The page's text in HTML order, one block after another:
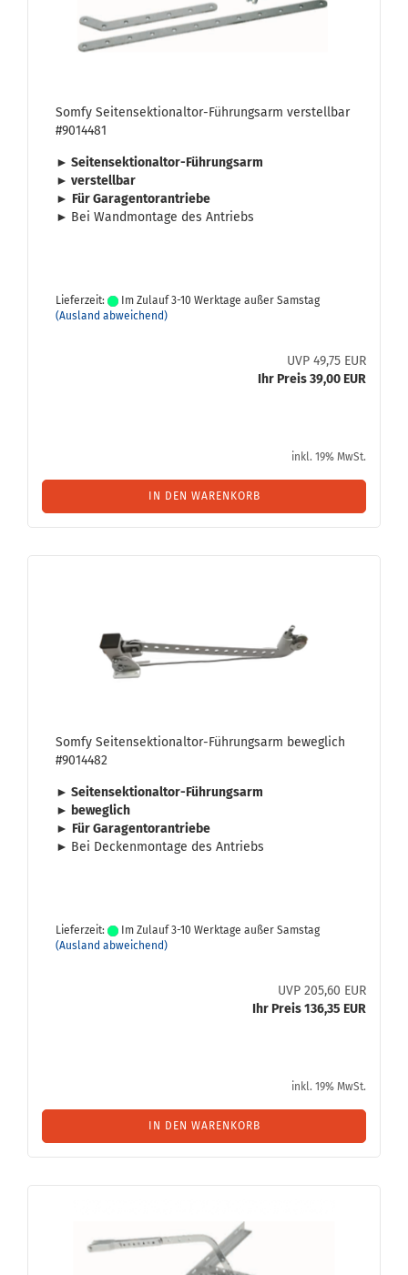
Somfy Seitensektionaltor-​​Füh­rungs­arm ver­stell­bar
#9014481
► Seitensektionaltor-​Führungsarm
► ver­stell­bar
► Für Ga­ra­gen­tor­an­trie­be
► Bei Wand­mon­ta­ge des An­triebs
Lieferzeit:
Im Zulauf 3-10 Werktage außer Samstag
(Ausland abweichend)
UVP 49,75 EUR
Ihr Preis 39,00 EUR
inkl. 19% MwSt.
IN DEN WARENKORB
Somfy Seitensektionaltor-​​Füh­rungs­arm be­weg­lich
#9014482
► Seitensektionaltor-​Führungsarm
► be­weg­lich
► Für Ga­ra­gen­tor­an­trie­be
► Bei De­cken­mon­ta­ge des An­triebs
Lieferzeit:
Im Zulauf 3-10 Werktage außer Samstag
(Ausland abweichend)
UVP 205,60 EUR
Ihr Preis 136,35 EUR
inkl. 19% MwSt.
IN DEN WARENKORB